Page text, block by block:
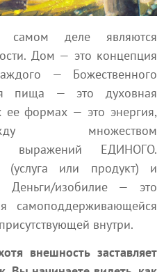
самом деле являются
Дом — это концепция
— Божественного
пища — это духовная
ее формах — это энергия,
множеством
выражений ЕДИНОГО.
или продукт) и
Деньги/изобилие — это
самоподдерживающейся
внутри.
внешность заставляет